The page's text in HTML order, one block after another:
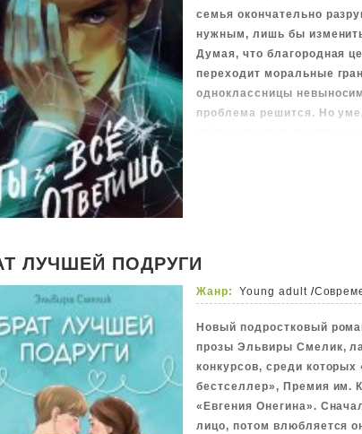
семья окончательно
нужным, лишь бы
Думая, что благородная
переходит моральные
одноклассницы
проблема решится. Но
ЛУЧШЕЙ ПОДРУГИ
Жанр: Young adult/
Новый подростковый
прозы Эльвиры Смелик,
конкурсов, среди
бестселлер», Премия им.
«Евгения Онегина».
лицо, потом влюбляется